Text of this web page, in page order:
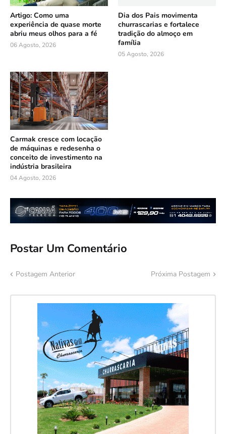
Artigo: Como uma
experiência de quase morte
abriu meus olhos para a fé
06 Agosto, 2026
Dia dos Pais movimenta
churrascarias e fortalece
tradição do almoço em
família
05 Agosto, 2026
Carmak cresce com locação
de máquinas e redesenha o
conceito de investimento na
indústria brasileira
04 Agosto, 2026
Postar Um Comentário
Postagem Anterior Próxima Postagem